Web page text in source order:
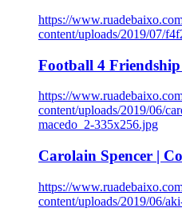
https://
content/uploads/2019/07/
Football 4 Friendship
https://
content/uploads/2019/06/
macedo_2-335x256.jpg
Carolain Spencer |
https://
content/uploads/2019/06/